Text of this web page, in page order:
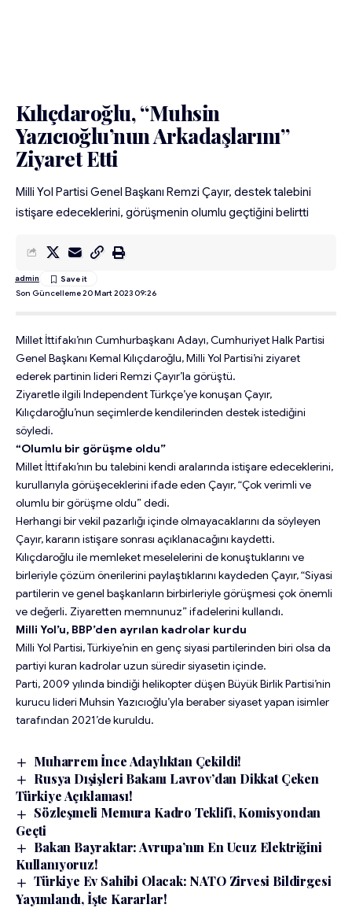
Kılıçdaroğlu, “Muhsin
Yazıcıoğlu’nun Arkadaşlarını”
Ziyaret Etti
Milli Yol Partisi Genel Başkanı Remzi Çayır, destek talebini
istişare edeceklerini, görüşmenin olumlu geçtiğini belirtti
Son Güncelleme 20 Mart 2023 09:26
admin
Millet İttifakı’nın Cumhurbaşkanı Adayı, Cumhuriyet Halk Partisi
Genel Başkanı Kemal Kılıçdaroğlu, Milli Yol Partisi’ni ziyaret
ederek partinin lideri Remzi Çayır’la görüştü.
Ziyaretle ilgili Independent Türkçe’ye konuşan Çayır,
Kılıçdaroğlu’nun seçimlerde kendilerinden destek istediğini
söyledi.
“Olumlu bir görüşme oldu”
Millet İttifakı’nın bu talebini kendi aralarında istişare edeceklerini,
kurullarıyla görüşeceklerini ifade eden Çayır, “Çok verimli ve
olumlu bir görüşme oldu” dedi.
Herhangi bir vekil pazarlığı içinde olmayacaklarını da söyleyen
Çayır, kararın istişare sonrası açıklanacağını kaydetti.
Kılıçdaroğlu ile memleket meselelerini de konuştuklarını ve
birleriyle çözüm önerilerini paylaştıklarını kaydeden Çayır, “Siyasi
partilerin ve genel başkanların birbirleriyle görüşmesi çok önemli
ve değerli. Ziyaretten memnunuz” ifadelerini kullandı.
Milli Yol’u, BBP’den ayrılan kadrolar kurdu
Milli Yol Partisi, Türkiye’nin en genç siyasi partilerinden biri olsa da
partiyi kuran kadrolar uzun süredir siyasetin içinde.
Parti, 2009 yılında bindiği helikopter düşen Büyük Birlik Partisi’nin
kurucu lideri Muhsin Yazıcıoğlu’yla beraber siyaset yapan isimler
tarafından 2021’de kuruldu.
Muharrem İnce Adaylıktan Çekildi!
Rusya Dışişleri Bakanı Lavrov’dan Dikkat Çeken
Türkiye Açıklaması!
Sözleşmeli Memura Kadro Teklifi, Komisyondan
Geçti
Bakan Bayraktar: Avrupa’nın En Ucuz Elektriğini
Kullanıyoruz!
Türkiye Ev Sahibi Olacak: NATO Zirvesi Bildirgesi
Yayımlandı, İşte Kararlar!